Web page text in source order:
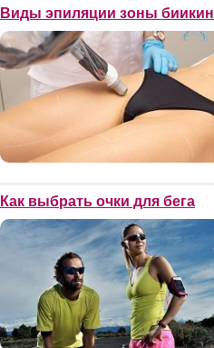
Виды эпиляции зоны биикин
Как выбрать очки для бега